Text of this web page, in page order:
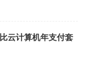
云计算机年支付套